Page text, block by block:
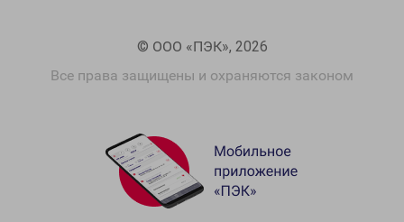
© ООО «ПЭК», 2026
Все права защищены и охраняются законом